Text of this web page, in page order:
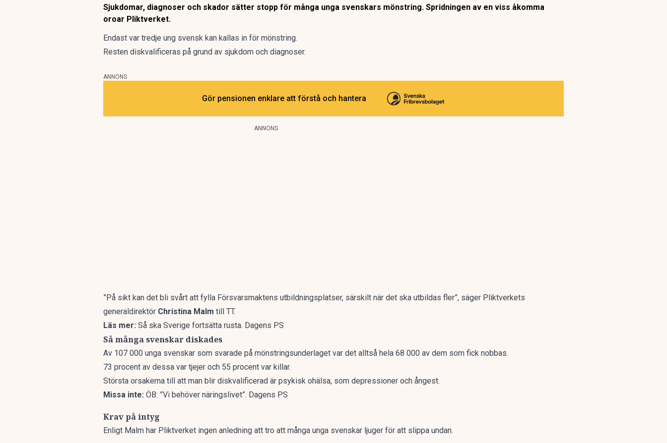
Sjukdomar, diagnoser och skador sätter stopp för många unga svenskars mönstring. Spridningen av en viss åkomma
oroar Pliktverket.
Endast var tredje ung svensk kan kallas in för mönstring.
Resten diskvalificeras på grund av sjukdom och diagnoser.
ANNONS
Gör pensionen enklare att förstå och hantera
ANNONS
”På sikt kan det bli svårt att fylla Försvarsmaktens utbildningsplatser, särskilt när det ska utbildas fler”, säger Pliktverkets
generaldirektör Christina Malm till TT.
Läs mer: Så ska Sverige fortsätta rusta. Dagens PS
Så många svenskar diskades
Av 107 000 unga svenskar som svarade på mönstringsunderlaget var det alltså hela 68 000 av dem som fick nobbas.
73 procent av dessa var tjejer och 55 procent var killar.
Största orsakerna till att man blir diskvalificerad är psykisk ohälsa, som depressioner och ångest.
Missa inte: ÖB: ”Vi behöver näringslivet”. Dagens PS
Krav på intyg
Enligt Malm har Pliktverket ingen anledning att tro att många unga svenskar ljuger för att slippa undan.